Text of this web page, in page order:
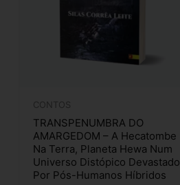
CONTOS
TRANSPENUMBRA DO
AMARGEDOM – A Hecatombe
Na Terra, Planeta Hewa Num
Universo Distópico Devastado
Por Pós-Humanos Híbridos